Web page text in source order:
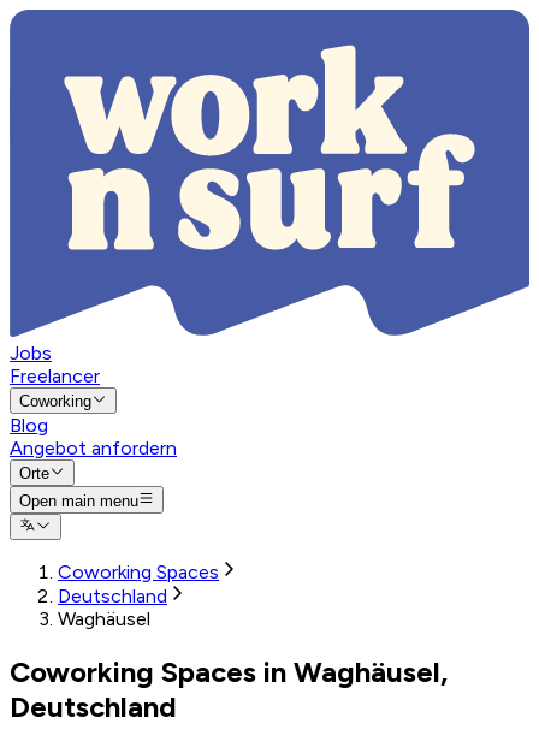
Jobs
Freelancer
Coworking
Blog
Angebot anfordern
Orte
Open main menu
Coworking Spaces
Deutschland
Waghäusel
Coworking Spaces in Waghäusel,
Deutschland